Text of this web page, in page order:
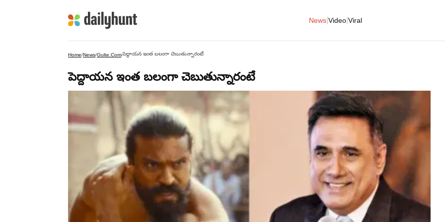
News Video Viral
Home/News/Gulte.com/పెద్దాయన ఇంత బలంగా చెబుతున్నారంటే
పెద్దాయన ఇంత బలంగా చెబుతున్నారంటే